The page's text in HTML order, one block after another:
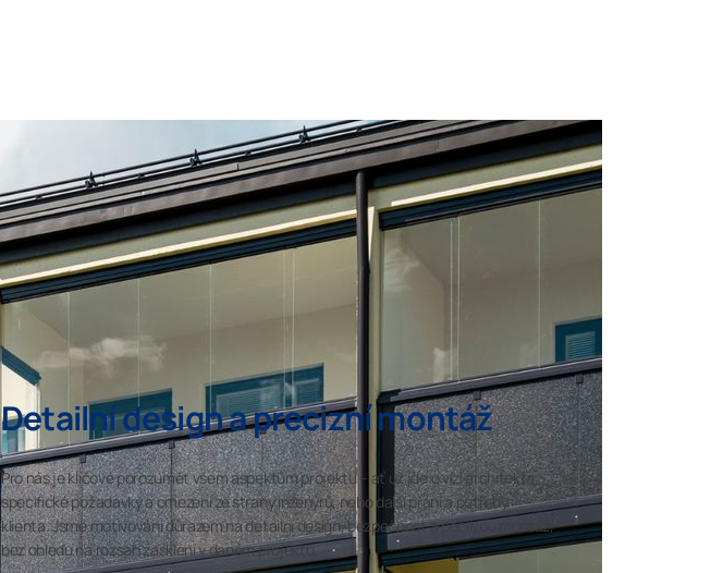
Detailní design a precizní montáž
Pro nás je klíčové porozumět všem aspektům projektu – ať už jde o vizi architekta,
specifické požadavky a omezení ze strany inženýrů, nebo další přání a potřeby
klienta. Jsme motivováni důrazem na detailní design, bezpečnost a pečlivou montáž,
bez ohledu na rozsah zasklení v daném projektu.